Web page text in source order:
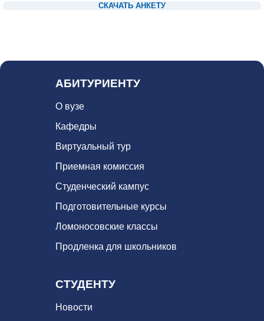
СКАЧАТЬ АНКЕТУ
АБИТУРИЕНТУ
О вузе
Кафедры
Виртуальный тур
Приемная комиссия
Студенческий кампус
Подготовительные курсы
Ломоносовские классы
Продленка для школьников
СТУДЕНТУ
Новости